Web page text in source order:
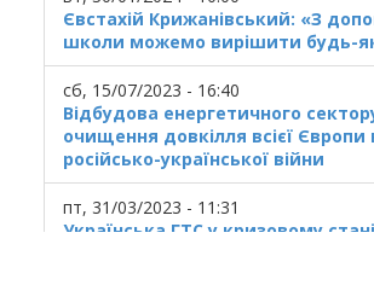
Євстахій Крижанівський: «З
школи можемо вирішити будь-
сб, 15/07/2023 - 16:40
Відбудова енергетичного
очищення довкілля всієї Європи
російсько-української війни
пт, 31/03/2023 - 11:31
Українська ГТС у кризовому стані